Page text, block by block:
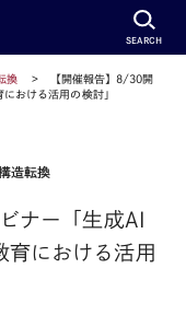
SEARCH
換
【開催報告】8/30開
おける活用の検討」
造転換
ナー「生成AI
育における活用